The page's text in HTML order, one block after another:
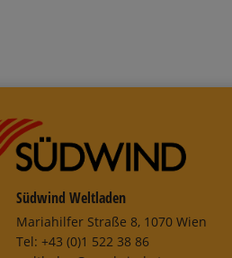
Südwind Weltladen
Mariahilfer Straße 8, 1070 Wien
Tel: +43 (0)1 522 38 86